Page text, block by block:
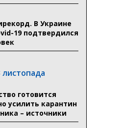
В Украине
19 подтвердился
листопада
готовится
усилить карантин
– источники